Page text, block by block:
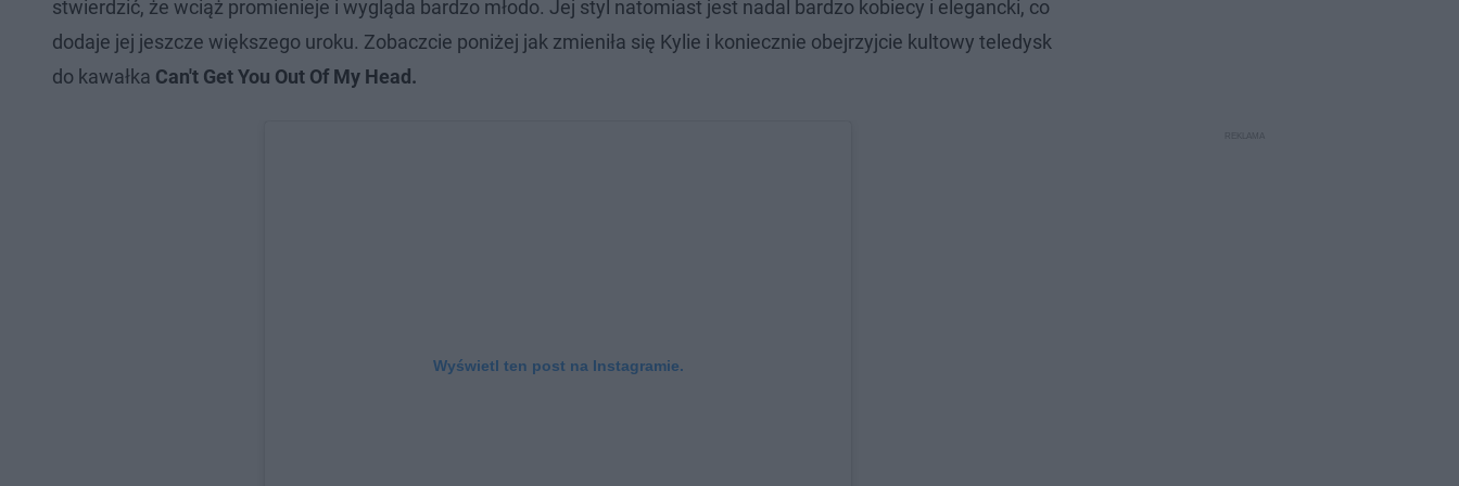
stwierdzić, że wciąż promienieje i wygląda bardzo młodo. Jej styl natomiast jest nadal bardzo kobiecy i elegancki, co
dodaje jej jeszcze większego uroku. Zobaczcie poniżej jak zmieniła się Kylie i koniecznie obejrzyjcie kultowy teledysk
do kawałka Can't Get You Out Of My Head.
Wyświetl ten post na Instagramie.